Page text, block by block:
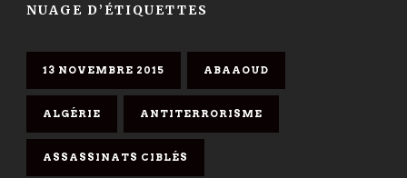
NUAGE D’ÉTIQUETTES
13 NOVEMBRE 2015 ABAAOUD
ALGÉRIE ANTITERRORISME
ASSASSINATS CIBLÉS